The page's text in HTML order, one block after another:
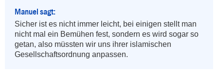
Manuel sagt:
Sicher ist es nicht immer leicht, bei einigen stellt man
nicht mal ein Bemühen fest, sondern es wird sogar so
getan, also müssten wir uns ihrer islamischen
Gesellschaftsordnung anpassen.